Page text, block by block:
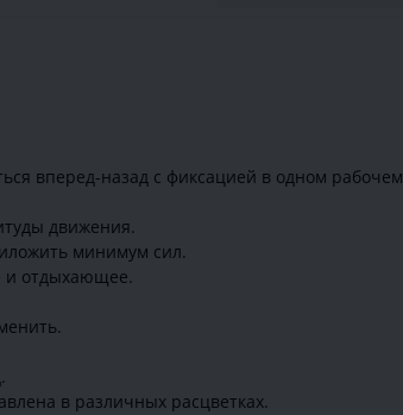
вперед-назад с фиксацией в одном рабочем
движения.
минимум сил.
и отдыхающее.
в различных расцветках.